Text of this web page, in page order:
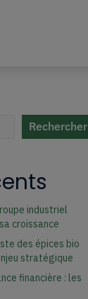
Rechercher
industriel
croissance
des épices bio
stratégique
financière : les